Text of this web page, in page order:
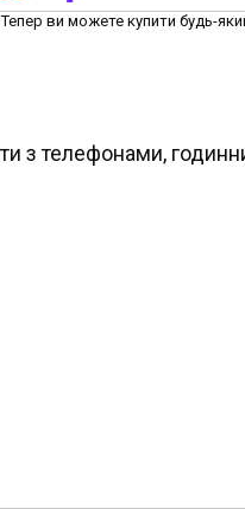
Тепер ви можете купити будь-
з телефонами,